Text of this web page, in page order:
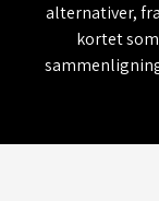
alternativer,
kortet